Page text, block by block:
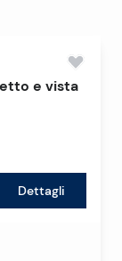
e vista
Dettagli